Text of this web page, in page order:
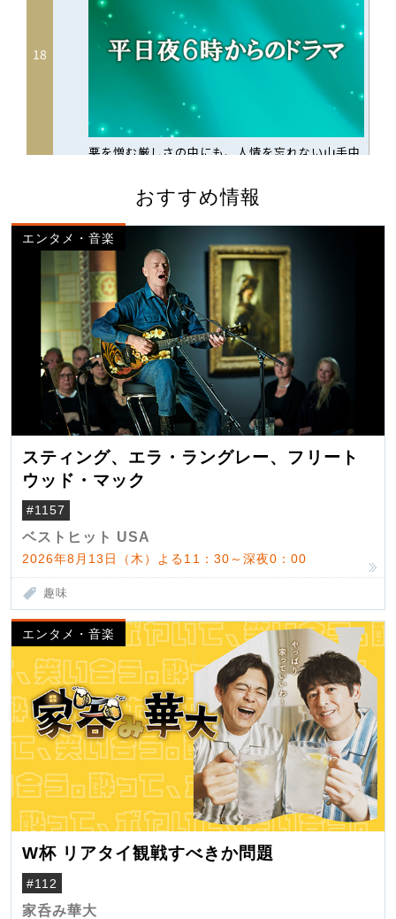
おすすめ情報
エンタメ・音楽
スティング、エラ・ラングレー、フリート
ウッド・マック
#1157
ベストヒット USA
2026年8月13日（木）よる11：30～深夜0：00
趣味
エンタメ・音楽
W杯 リアタイ観戦すべきか問題
#112
家呑み華大